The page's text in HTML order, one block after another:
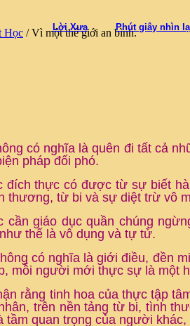
Lời Xưa Phút giây nhìn
Học / Vì một thế giới an bình.
có nghĩa là quên đi tất cả
pháp đối phó.
đích thực có được từ sự biết
thương, từ bi và sự diệt trừ vô
cần giáo dục quần chúng
thế là vô dụng và tự tử.
có nghĩa là giới điều, đền
mỗi người mới thực sự là một
rằng tinh hoa của thực tập
trên nền tảng từ bi, tình
tầm quan trọng của người